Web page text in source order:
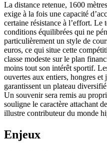
La distance retenue, 1600
exige à la fois une capacité
certaine résistance à l’effort.
conditions équilibrées qui ne
particulièrement un style de
euros, ce qui situe cette
classe modeste sur le plan
moins tout son intérêt sportif.
ouvertes aux entiers, hongres et
garantissent un plateau
Un souvenir sera remis au
souligne le caractère attachant
illustre contributeur du monde
Enjeux